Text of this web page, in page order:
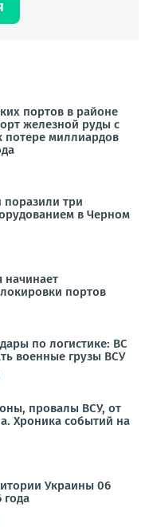
портов в районе
железной руды с
потере миллиардов
три
в Черном
начинает
портов
по логистике: ВС
военные грузы ВСУ
провалы ВСУ, от
Хроника событий на
Украины 06
года